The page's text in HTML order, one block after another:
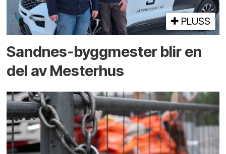
PLUSS
Sandnes-byggmester blir en
del av Mesterhus